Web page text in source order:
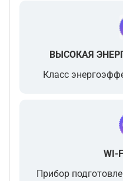
ВЫСОКАЯ
Класс
WI-
Прибор